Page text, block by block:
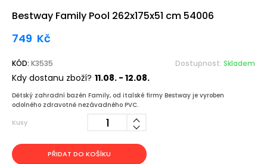
Bestway Family Pool 262x175x51 cm 54006
749 Kč
KÓD: K3535 Dostupnost: Skladem
Kdy dostanu zboží? 11.08. - 12.08.
Dětský zahradní bazén Family, od italské firmy Bestway je vyroben
odolného zdravotně nezávadného PVC.
Kusy
PŘIDAT DO KOŠÍKU